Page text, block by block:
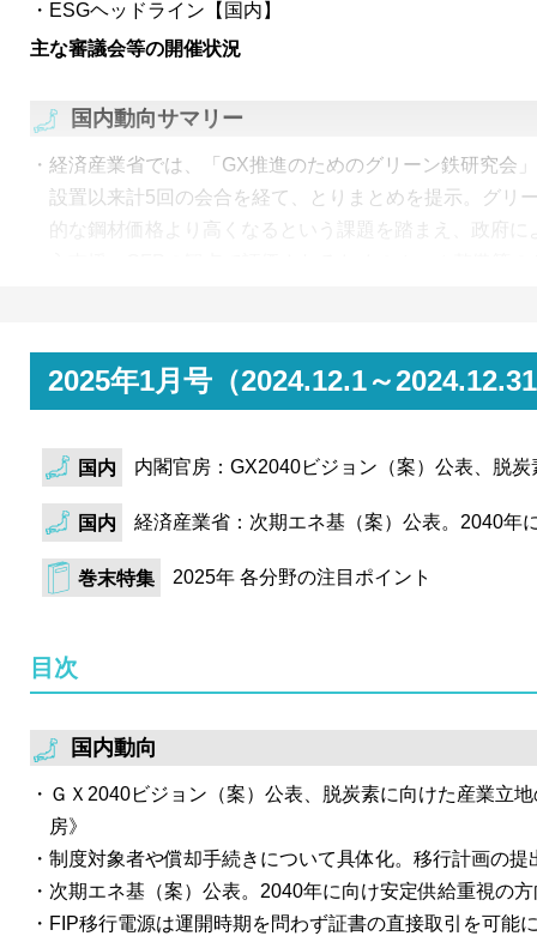
ESGヘッドライン【国内】
主な審議会等の開催状況
国内動向サマリー
経済産業省では、「GX推進のためのグリーン鉄研究会
設置以来計5回の会合を経て、とりまとめを提示。グリ
的な鋼材価格より高くなるという課題を踏まえ、政府に
していることを踏まえ、価格評価点の算定方法の変更、
レ等に備えた価格調整スキームの設定等を実施。前者
カーボン・クレジット市場ではJ－クレジットの取引価
高騰。確たる要因は不明だが、イニシアチブやGX-ETS
した先行的なクレジット調達が発生していると推察され
2025年1月号（2024.12.1～
国内 内閣官房：GX2040ビジョン（案）公表、脱
国内 経済産業省：次期エネ基（案）公表。2040年
巻末特集 2025年 各分野の注目ポイント
目次
国内動向
ＧＸ2040ビジョン（案）公表、脱炭素に向けた産業立
房》
制度対象者や償却手続きについて具体化。移行計画の提
次期エネ基（案）公表。2040年に向け安定供給重視の
FIP移行電源は運開時期を問わず証書の直接取引を可能